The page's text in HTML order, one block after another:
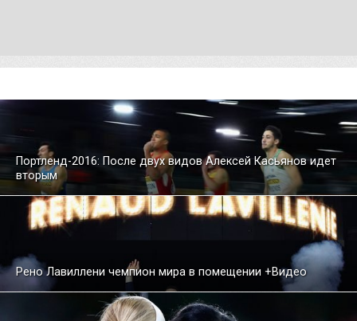
Портленд-2016: После двух видов Алексей Касьянов идет
вторым
Рено Лавиллени чемпион мира в помещении +Видео